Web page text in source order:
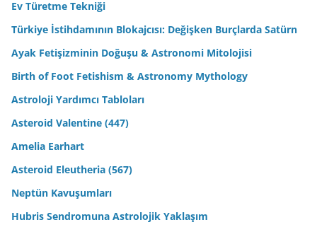
Ev Türetme Tekniği
Türkiye İstihdamının Blokajcısı: Değişken Burçlarda Satürn
Ayak Fetişizminin Doğuşu & Astronomi Mitolojisi
Birth of Foot Fetishism & Astronomy Mythology
Astroloji Yardımcı Tabloları
Asteroid Valentine (447)
Amelia Earhart
Asteroid Eleutheria (567)
Neptün Kavuşumları
Hubris Sendromuna Astrolojik Yaklaşım